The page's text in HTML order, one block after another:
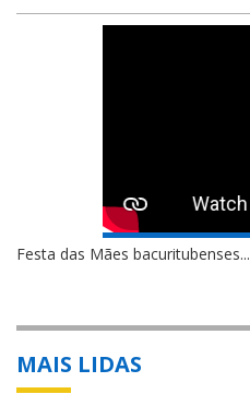
Festa das Mães bacuritubenses...
MAIS LIDAS